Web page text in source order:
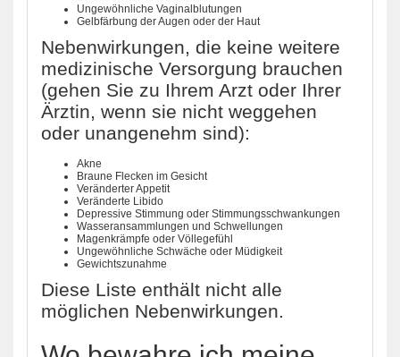
Ungewöhnliche Vaginalblutungen
Gelbfärbung der Augen oder der Haut
Nebenwirkungen, die keine weitere
medizinische Versorgung brauchen
(gehen Sie zu Ihrem Arzt oder Ihrer
Ärztin, wenn sie nicht weggehen
oder unangenehm sind):
Akne
Braune Flecken im Gesicht
Veränderter Appetit
Veränderte Libido
Depressive Stimmung oder Stimmungsschwankungen
Wasseransammlungen und Schwellungen
Magenkrämpfe oder Völlegefühl
Ungewöhnliche Schwäche oder Müdigkeit
Gewichtszunahme
Diese Liste enthält nicht alle
möglichen Nebenwirkungen.